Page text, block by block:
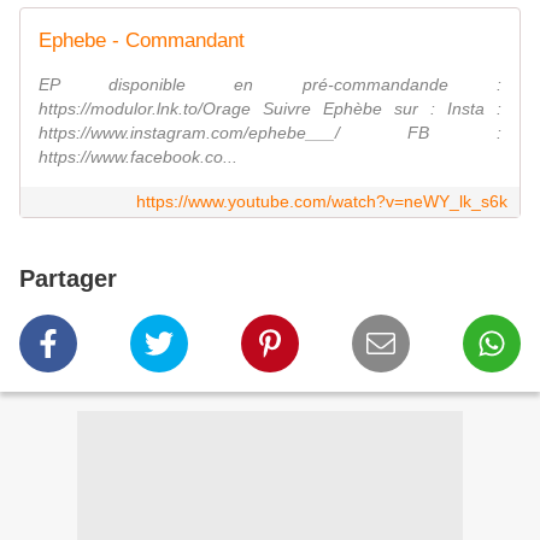
Ephebe - Commandant
EP disponible en pré-commandande :
https://modulor.lnk.to/Orage Suivre Ephèbe sur : Insta :
https://www.instagram.com/ephebe___/ FB :
https://www.facebook.co...
https://www.youtube.com/watch?v=neWY_lk_s6k
Partager